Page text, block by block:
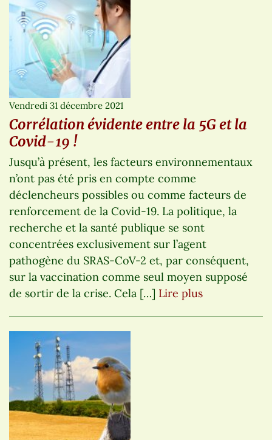
Vendredi 31 décembre 2021
Corrélation évidente entre la 5G et la
Covid-19 !
Jusqu’à présent, les facteurs environnementaux
n’ont pas été pris en compte comme
déclencheurs possibles ou comme facteurs de
renforcement de la Covid-19. La politique, la
recherche et la santé publique se sont
concentrées exclusivement sur l’agent
pathogène du SRAS-CoV-2 et, par conséquent,
sur la vaccination comme seul moyen supposé
de sortir de la crise. Cela […] Lire plus